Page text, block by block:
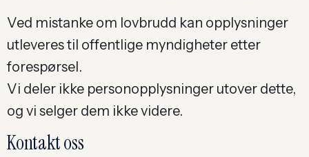
Ved mistanke om lovbrudd kan opplysninger
utleveres til offentlige myndigheter etter
forespørsel.
Vi deler ikke personopplysninger utover dette,
og vi selger dem ikke videre.
Kontakt oss